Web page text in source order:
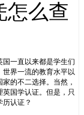
怎么查
国一直以来都是学生们
界一流的教育水平以
的不二选择。当然，
国学认证。但是，只
认证？